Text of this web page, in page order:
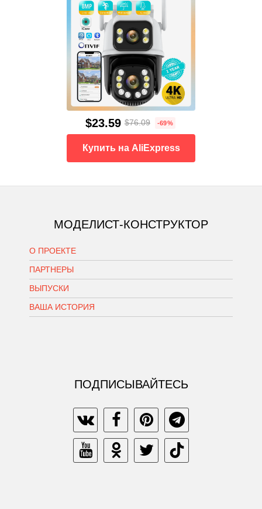
$23.59 $76.09 -69%
Купить на AliExpress
МОДЕЛИСТ-КОНСТРУКТОР
О ПРОЕКТЕ
ПАРТНЕРЫ
ВЫПУСКИ
ВАША ИСТОРИЯ
ПОДПИСЫВАЙТЕСЬ